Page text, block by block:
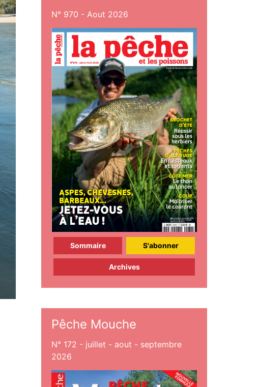
N° 970 - Aout 2026
Sommaire S'abonner
Archives
Pêche Mouche
N° 172 - juillet - aout - septembre
2026